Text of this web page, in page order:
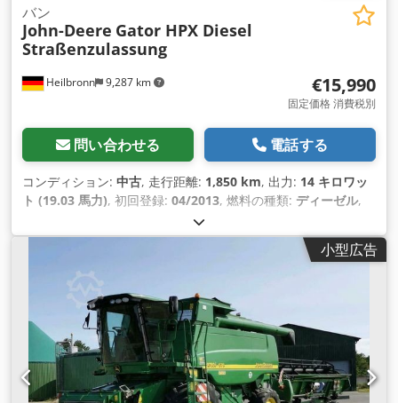
Heilbronn 9,287 km
バン
John-Deere Gator HPX Diesel
Straßenzulassung
€15,990
固定価格 消費税別
問い合わせる 電話する
コンディション: 中古, 走行距離: 1,850 km, 出力: 14 キロワッ
ト (19.03 馬力), 初回登録: 04/2013, 燃料の種類: ディーゼル,
1,385 kg（キログラム）
サスペンション:その他, 座席数:2, 稼働時間:1,850 h, 装備:ト
小型広告